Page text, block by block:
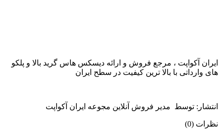
ایران آکواپت ، مرجع فروش و ارائه دیسکس هاس گرید بالا و پلکو
های وارداتی با بالا ترین کیفیت در سطح ایران
انتشار: توسط مدیر فروش آنلاین مجوعه ایران آکواپت
نظرات (0)